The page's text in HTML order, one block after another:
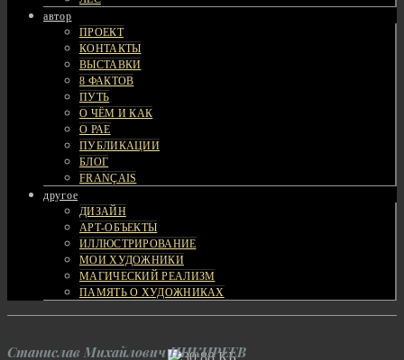
автор
ПРОЕКТ
КОНТАКТЫ
ВЫСТАВКИ
8 ФАКТОВ
ПУТЬ
О ЧЁМ И КАК
О РАЕ
ПУБЛИКАЦИИ
БЛОГ
FRANÇAIS
другое
ДИЗАЙН
АРТ-ОБЪЕКТЫ
ИЛЛЮСТРИРОВАНИЕ
МОИ ХУДОЖНИКИ
МАГИЧЕСКИЙ РЕАЛИЗМ
ПАМЯТЬ О ХУДОЖНИКАХ
Cтанислав Михайлович НИКИРЕЕВ